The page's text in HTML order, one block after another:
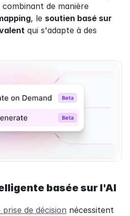
combinant de manière
, le soutien basé sur
qui s'adapte à des
basée sur l'AI
de décision nécessitent